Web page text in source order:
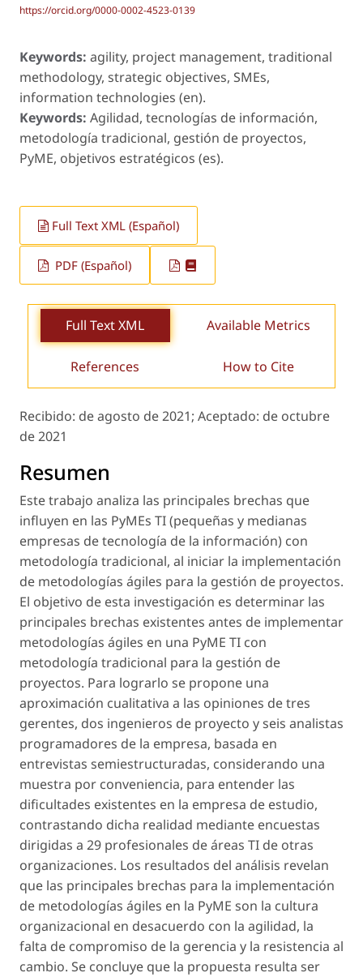
https://orcid.org/0000-0002-4523-0139
Keywords: agility, project management, traditional
methodology, strategic objectives, SMEs,
information technologies (en).
Keywords: Agilidad, tecnologías de información,
metodología tradicional, gestión de proyectos,
PyME, objetivos estratégicos (es).
Full Text XML (Español)
PDF (Español)
Full Text XML Available Metrics
References How to Cite
Recibido: de agosto de 2021; Aceptado: de octubre
de 2021
Resumen
Este trabajo analiza las principales brechas que
influyen en las PyMEs TI (pequeñas y medianas
empresas de tecnología de la información) con
metodología tradicional, al iniciar la implementación
de metodologías ágiles para la gestión de proyectos.
El objetivo de esta investigación es determinar las
principales brechas existentes antes de implementar
metodologías ágiles en una PyME TI con
metodología tradicional para la gestión de
proyectos. Para lograrlo se propone una
aproximación cualitativa a las opiniones de tres
gerentes, dos ingenieros de proyecto y seis analistas
programadores de la empresa, basada en
entrevistas semiestructuradas, considerando una
muestra por conveniencia, para entender las
dificultades existentes en la empresa de estudio,
contrastando dicha realidad mediante encuestas
dirigidas a 29 profesionales de áreas TI de otras
organizaciones. Los resultados del análisis revelan
que las principales brechas para la implementación
de metodologías ágiles en la PyME son la cultura
organizacional en desacuerdo con la agilidad, la
falta de compromiso de la gerencia y la resistencia al
cambio. Se concluye que la propuesta resulta ser